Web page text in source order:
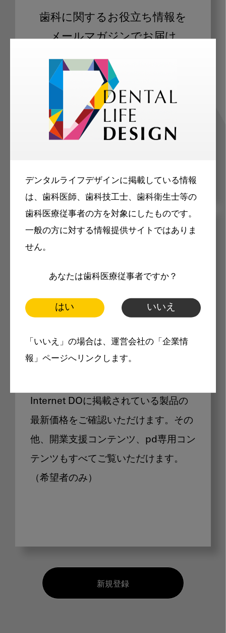
デンタルライフデザインに掲載している情報
は、歯科医師、歯科技工士、歯科衛生士等の
歯科医療従事者の方を対象にしたものです。
一般の方に対する情報提供サイトではありま
せん。
あなたは歯科医療従事者ですか？
はい いいえ
「いいえ」の場合は、運営会社の「企業情
報」ページへリンクします。
歯科に関するお役立ち情報を
メールマガジンでお届け
ご登録いただいた職種（歯科医師、歯
科衛生士、歯科技工士）に合わせた内
容のメールマガジンをお届けします。
メリット
製品価格も閲覧可能
Internet DOに掲載されている製品の
最新価格をご確認いただけます。その
他、開業支援コンテンツ、pd専用コン
テンツもすべてご覧いただけます。
（希望者のみ）
新規登録